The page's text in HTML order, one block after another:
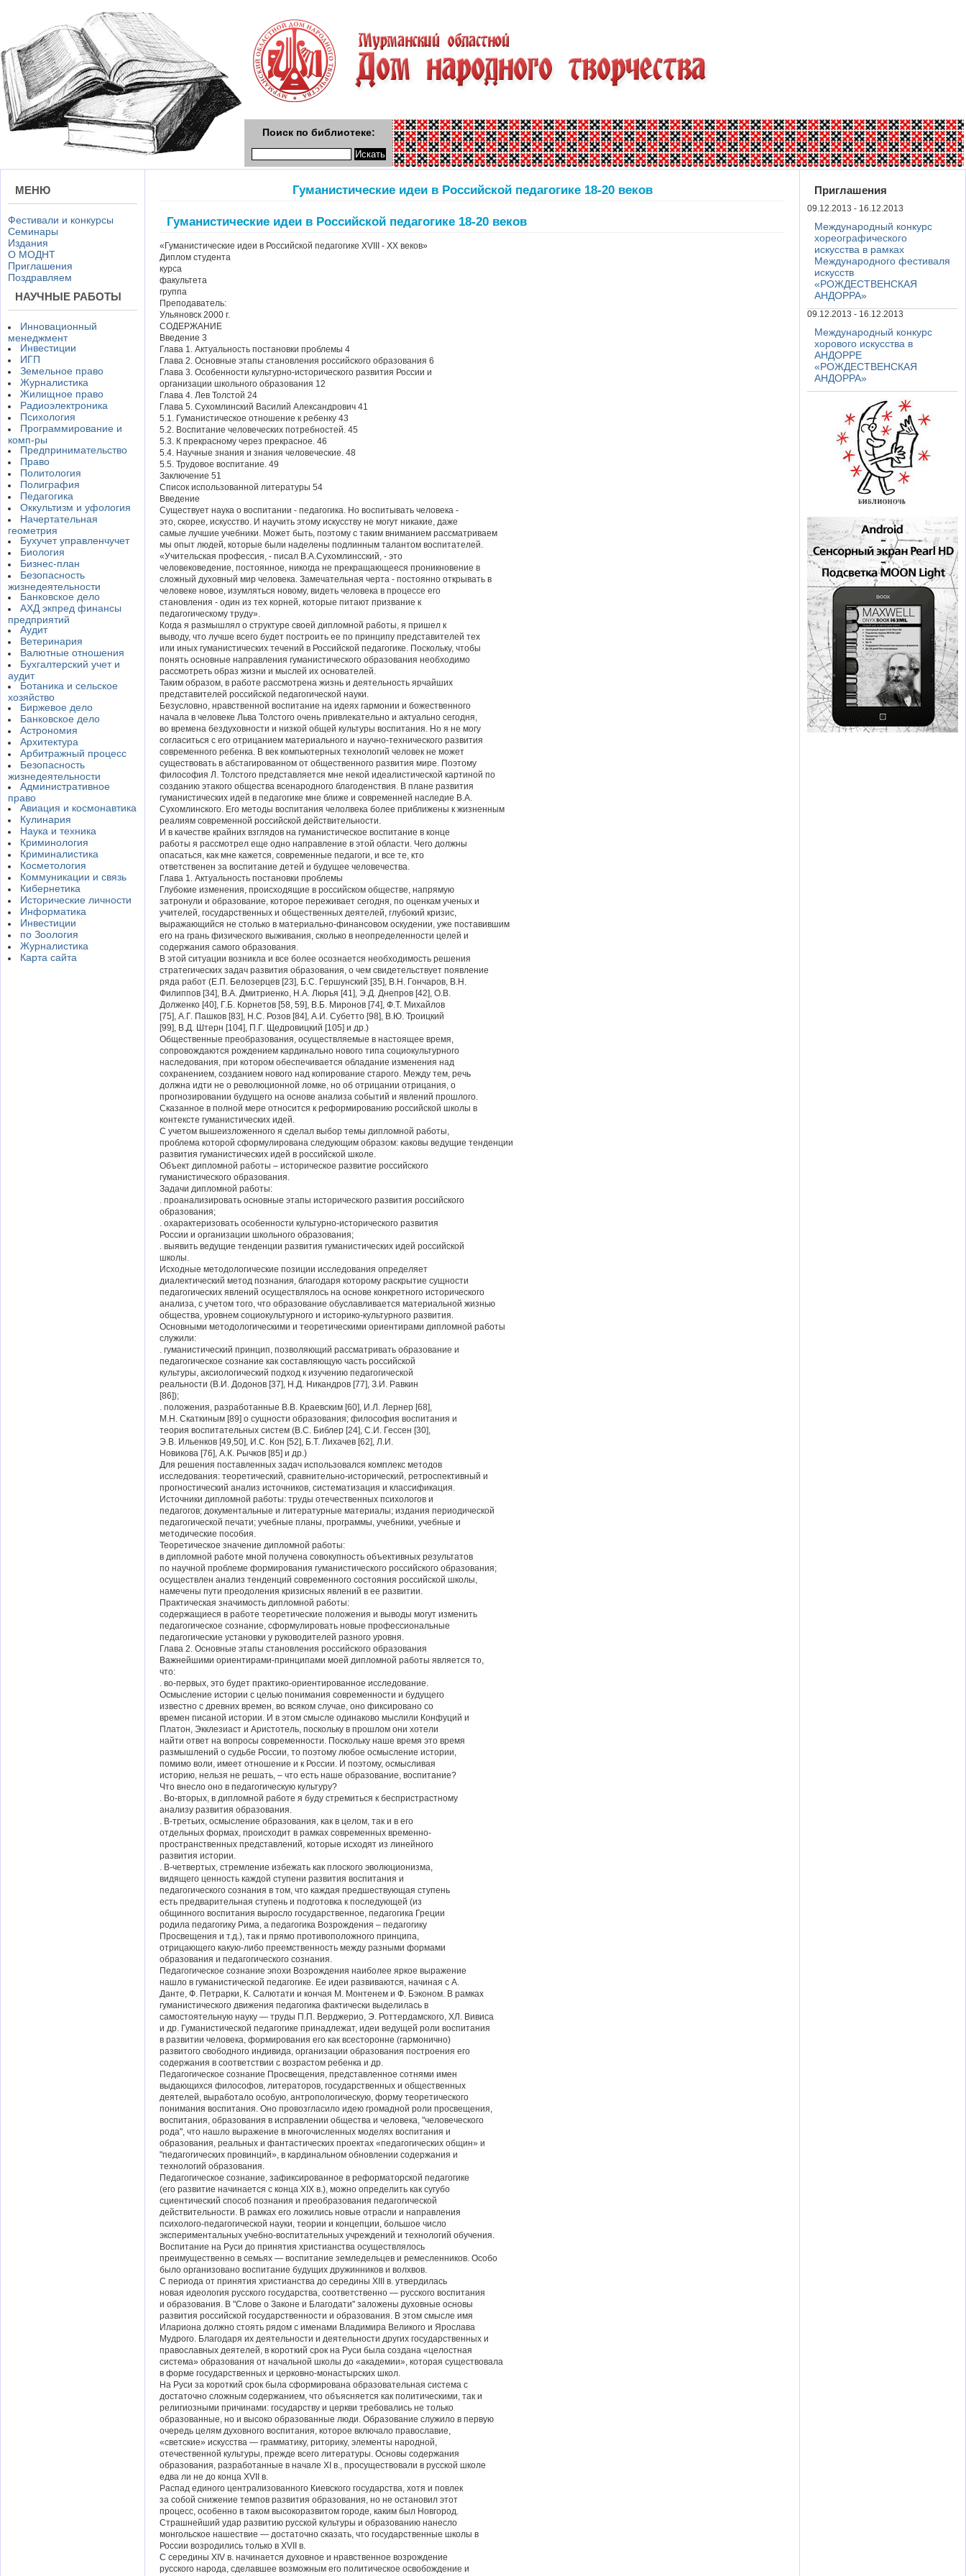
Поиск по библиотеке:
МЕНЮ
Фестивали и конкурсы
Семинары
Издания
О МОДНТ
Приглашения
Поздравляем
НАУЧНЫЕ РАБОТЫ
Инновационный
менеджмент
Инвестиции
ИГП
Земельное право
Журналистика
Жилищное право
Радиоэлектроника
Психология
Программирование и
комп-ры
Предпринимательство
Право
Политология
Полиграфия
Педагогика
Оккультизм и уфология
Начертательная
геометрия
Бухучет управленчучет
Биология
Бизнес-план
Безопасность
жизнедеятельности
Банковское дело
АХД экпред финансы
предприятий
Аудит
Ветеринария
Валютные отношения
Бухгалтерский учет и
аудит
Ботаника и сельское
хозяйство
Биржевое дело
Банковское дело
Астрономия
Архитектура
Арбитражный процесс
Безопасность
жизнедеятельности
Административное
право
Авиация и космонавтика
Кулинария
Наука и техника
Криминология
Криминалистика
Косметология
Коммуникации и связь
Кибернетика
Исторические личности
Информатика
Инвестиции
по Зоология
Журналистика
Карта сайта
Гуманистические идеи в Российской педагогике 18-20 веков
Гуманистические идеи в Российской педагогике 18-20 веков
«Гуманистические идеи в Российской педагогике XVIII - XX веков»
Диплом студента
курса
факультета
группа
Преподаватель:
Ульяновск 2000 г.
СОДЕРЖАНИЕ
Введение 3
Глава 1. Актуальность постановки проблемы 4
Глава 2. Основные этапы становления российского образования 6
Глава 3. Особенности культурно-исторического развития России и
организации школьного образования 12
Глава 4. Лев Толстой 24
Глава 5. Сухомлинский Василий Александрович 41
5.1. Гуманистическое отношение к ребенку 43
5.2. Воспитание человеческих потребностей. 45
5.3. К прекрасному через прекрасное. 46
5.4. Научные знания и знания человеческие. 48
5.5. Трудовое воспитание. 49
Заключение 51
Список использованной литературы 54
Введение
Существует наука о воспитании - педагогика. Но воспитывать человека -
это, скорее, искусство. И научить этому искусству не могут никакие, даже
самые лучшие учебники. Может быть, поэтому с таким вниманием рассматриваем
мы опыт людей, которые были наделены подлинным талантом воспитателей.
«Учительская профессия, - писал В.А.Сухомлинсский, - это
человековедение, постоянное, никогда не прекращающееся проникновение в
сложный духовный мир человека. Замечательная черта - постоянно открывать в
человеке новое, изумляться новому, видеть человека в процессе его
становления - один из тех корней, которые питают призвание к
педагогическому труду».
Когда я размышлял о структуре своей дипломной работы, я пришел к
выводу, что лучше всего будет построить ее по принципу представителей тех
или иных гуманистических течений в Российской педагогике. Поскольку, чтобы
понять основные направления гуманистического образования необходимо
рассмотреть образ жизни и мыслей их основателей.
Таким образом, в работе рассмотрена жизнь и деятельность ярчайших
представителей российской педагогической науки.
Безусловно, нравственной воспитание на идеях гармонии и божественного
начала в человеке Льва Толстого очень привлекательно и актуально сегодня,
во времена бездуховности и низкой общей культуры воспитания. Но я не могу
согласиться с его отрицанием материального и научно-технического развития
современного ребенка. В век компьютерных технологий человек не может
существовать в абстагированном от общественного развития мире. Поэтому
философия Л. Толстого представляется мне некой идеалистической картиной по
созданию этакого общества всенародного благоденствия. В плане развития
гуманистических идей в педагогике мне ближе и современней наследие В.А.
Сухомлинского. Его методы воспитания челолвека более приближены к жизненным
реалиям современной российской действительности.
И в качестве крайних взглядов на гуманистическое воспитание в конце
работы я рассмотрел еще одно направление в этой области. Чего должны
опасаться, как мне кажется, современные педагоги, и все те, кто
ответственен за воспитание детей и будущее человечества.
Глава 1. Актуальность постановки проблемы
Глубокие изменения, происходящие в российском обществе, напрямую
затронули и образование, которое переживает сегодня, по оценкам ученых и
учителей, государственных и общественных деятелей, глубокий кризис,
выражающийся не столько в материально-финансовом оскудении, уже поставившим
его на грань физического выживания, сколько в неопределенности целей и
содержания самого образования.
В этой ситуации возникла и все более осознается необходимость решения
стратегических задач развития образования, о чем свидетельствует появление
ряда работ (Е.П. Белозерцев [23], Б.С. Гершунский [35], В.Н. Гончаров, В.Н.
Филиппов [34], В.А. Дмитриенко, Н.А. Люрья [41], Э.Д. Днепров [42], О.В.
Долженко [40], Г.Б. Корнетов [58, 59], В.Б. Миронов [74], Ф.Т. Михайлов
[75], А.Г. Пашков [83], Н.С. Розов [84], А.И. Субетто [98], В.Ю. Троицкий
[99], В.Д. Штерн [104], П.Г. Щедровицкий [105] и др.)
Общественные преобразования, осуществляемые в настоящее время,
сопровождаются рождением кардинально нового типа социокультурного
наследования, при котором обеспечивается обладание изменения над
сохранением, созданием нового над копирование старого. Между тем, речь
должна идти не о революционной ломке, но об отрицании отрицания, о
прогнозировании будущего на основе анализа событий и явлений прошлого.
Сказанное в полной мере относится к реформированию российской школы в
контексте гуманистических идей.
С учетом вышеизложенного я сделал выбор темы дипломной работы,
проблема которой сформулирована следующим образом: каковы ведущие тенденции
развития гуманистических идей в российской школе.
Объект дипломной работы – историческое развитие российского
гуманистического образования.
Задачи дипломной работы:
. проанализировать основные этапы исторического развития российского
образования;
. охарактеризовать особенности культурно-исторического развития
России и организации школьного образования;
. выявить ведущие тенденции развития гуманистических идей российской
школы.
Исходные методологические позиции исследования определяет
диалектический метод познания, благодаря которому раскрытие сущности
педагогических явлений осуществлялось на основе конкретного исторического
анализа, с учетом того, что образование обуславливается материальной жизнью
общества, уровнем социокультурного и историко-культурного развития.
Основными методологическими и теоретическими ориентирами дипломной работы
служили:
. гуманистический принцип, позволяющий рассматривать образование и
педагогическое сознание как составляющую часть российской
культуры, аксиологический подход к изучению педагогической
реальности (В.И. Додонов [37], Н.Д. Никандров [77], З.И. Равкин
[86]);
. положения, разработанные В.В. Краевским [60], И.Л. Лернер [68],
М.Н. Скаткиным [89] о сущности образования; философия воспитания и
теория воспитательных систем (В.С. Библер [24], С.И. Гессен [30],
Э.В. Ильенков [49,50], И.С. Кон [52], Б.Т. Лихачев [62], Л.И.
Новикова [76], А.К. Рычков [85] и др.)
Для решения поставленных задач использовался комплекс методов
исследования: теоретический, сравнительно-исторический, ретроспективный и
прогностический анализ источников, систематизация и классификация.
Источники дипломной работы: труды отечественных психологов и
педагогов; документальные и литературные материалы; издания периодической
педагогической печати; учебные планы, программы, учебники, учебные и
методические пособия.
Теоретическое значение дипломной работы:
в дипломной работе мной получена совокупность объективных результатов
по научной проблеме формирования гуманистического российского образования;
осуществлен анализ тенденций современного состояния российской школы,
намечены пути преодоления кризисных явлений в ее развитии.
Практическая значимость дипломной работы:
содержащиеся в работе теоретические положения и выводы могут изменить
педагогическое сознание, сформулировать новые профессиональные
педагогические установки у руководителей разного уровня.
Глава 2. Основные этапы становления российского образования
Важнейшими ориентирами-принципами моей дипломной работы является то,
что:
. во-первых, это будет практико-ориентированное исследование.
Осмысление истории с целью понимания современности и будущего
известно с древних времен, во всяком случае, оно фиксировано со
времен писаной истории. И в этом смысле одинаково мыслили Конфуций и
Платон, Экклезиаст и Аристотель, поскольку в прошлом они хотели
найти ответ на вопросы современности. Поскольку наше время это время
размышлений о судьбе России, то поэтому любое осмысление истории,
помимо воли, имеет отношение и к России. И поэтому, осмысливая
историю, нельзя не решать, – что есть наше образование, воспитание?
Что внесло оно в педагогическую культуру?
. Во-вторых, в дипломной работе я буду стремиться к беспристрастному
анализу развития образования.
. В-третьих, осмысление образования, как в целом, так и в его
отдельных формах, происходит в рамках современных временно-
пространственных представлений, которые исходят из линейного
развития истории.
. В-четвертых, стремление избежать как плоского эволюционизма,
видящего ценность каждой ступени развития воспитания и
педагогического сознания в том, что каждая предшествующая ступень
есть предварительная ступень и подготовка к последующей (из
общинного воспитания выросло государственное, педагогика Греции
родила педагогику Рима, а педагогика Возрождения – педагогику
Просвещения и т.д.), так и прямо противоположного принципа,
отрицающего какую-либо преемственность между разными формами
образования и педагогического сознания.
Педагогическое сознание эпохи Возрождения наиболее яркое выражение
нашло в гуманистической педагогике. Ее идеи развиваются, начиная с А.
Данте, Ф. Петрарки, К. Салютати и кончая М. Монтенем и Ф. Бэконом. В рамках
гуманистического движения педагогика фактически выделилась в
самостоятельную науку — труды П.П. Верджерио, Э. Роттердамского, ХЛ. Вивиса
и др. Гуманистической педагогике принадлежат, идеи ведущей роли воспитания
в развитии человека, формирования его как всесторонне (гармонично)
развитого свободного индивида, организации образования построения его
содержания в соответствии с возрастом ребенка и др.
Педагогическое сознание Просвещения, представленное сотнями имен
выдающихся философов, литераторов, государственных и общественных
деятелей, выработало особую, антропологическую, форму теоретического
понимания воспитания. Оно провозгласило идею громадной роли просвещения,
воспитания, образования в исправлении общества и человека, "человеческого
рода", что нашло выражение в многочисленных моделях воспитания и
образования, реальных и фантастических проектах «педагогических общин» и
"педагогических провинций», в кардинальном обновлении содержания и
технологий образования.
Педагогическое сознание, зафиксированное в реформаторской педагогике
(его развитие начинается с конца XIX в.), можно определить как сугубо
сциентический способ познания и преобразования педагогической
действительности. В рамках его ложились новые отрасли и направления
психолого-педагогической науки, теории и концепции, большое число
экспериментальных учебно-воспитательных учреждений и технологий обучения.
Воспитание на Руси до принятия христианства осуществлялось
преимущественно в семьях — воспитание земледельцев и ремесленников. Особо
было организовано воспитание будущих дружинников и волхвов.
С периода от принятия христианства до середины XIII в. утвердилась
новая идеология русского государства, соответственно — русского воспитания
и образования. В "Слове о Законе и Благодати" заложены духовные основы
развития российской государственности и образования. В этом смысле имя
Илариона должно стоять рядом с именами Владимира Великого и Ярослава
Мудрого. Благодаря их деятельности и деятельности других государственных и
православных деятелей, в короткий срок на Руси была создана «целостная
система» образования от начальной школы до «академии», которая существовала
в форме государственных и церковно-монастырских школ.
На Руси за короткий срок была сформирована образовательная система с
достаточно сложным содержанием, что объясняется как политическими, так и
религиозными причинами: государству и церкви требовались не только
образованные, но и высоко образованные люди. Образование служило в первую
очередь целям духовного воспитания, которое включало православие,
«светские» искусства — грамматику, риторику, элементы народной,
отечественной культуры, прежде всего литературы. Основы содержания
образования, разработанные в начале XI в., просуществовали в русской школе
едва ли не до конца XVII в.
Распад единого централизованного Киевского государства, хотя и повлек
за собой снижение темпов развития образования, но не остановил этот
процесс, особенно в таком высокоразвитом городе, каким был Новгород.
Страшнейший удар развитию русской культуры и образованию нанесло
монгольское нашествие — достаточно сказать, что государственные школы в
России возродились только в XVII в.
С середины XIV в. начинается духовное и нравственное возрождение
русского народа, сделавшее возможным его политическое освобождение и
Приглашения
09.12.2013 - 16.12.2013
Международный конкурс
хореографического
искусства в рамках
Международного фестиваля
искусств
«РОЖДЕСТВЕНСКАЯ
АНДОРРА»
09.12.2013 - 16.12.2013
Международный конкурс
хорового искусства в
АНДОРРЕ
«РОЖДЕСТВЕНСКАЯ
АНДОРРА»